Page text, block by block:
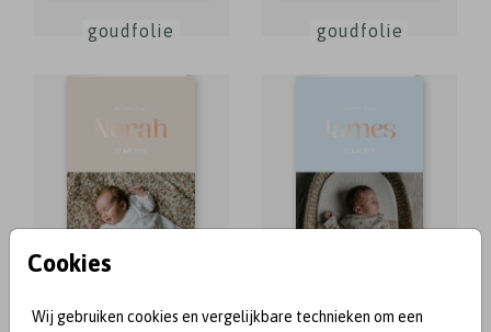
Cookies
Wij gebruiken cookies en vergelijkbare technieken om een
goudfolie goudfolie
rosefolie